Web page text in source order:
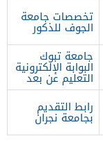
تخصصات جامعة
الجوف للذكور
جامعة تبوك
البوابة الإلكترونية
التعليم عن بعد
رابط التقديم
بجامعة نجران